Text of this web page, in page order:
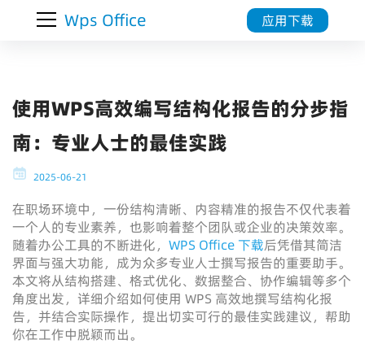
Wps Office 应用下载
使用WPS高效编写结构化报告的分步指
南：专业人士的最佳实践
2025-06-21
在职场环境中，一份结构清晰、内容精准的报告不仅代表着
一个人的专业素养，也影响着整个团队或企业的决策效率。
随着办公工具的不断进化， WPS Office 下载后凭借其简洁
界面与强大功能，成为众多专业人士撰写报告的重要助手。
本文将从结构搭建、格式优化、数据整合、协作编辑等多个
角度出发，详细介绍如何使用 WPS 高效地撰写结构化报
告，并结合实际操作，提出切实可行的最佳实践建议，帮助
你在工作中脱颖而出。